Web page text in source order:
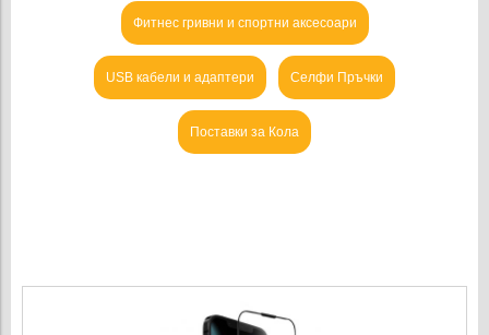
Фитнес гривни и спортни аксесоари
USB кабели и адаптери Селфи Пръчки
Поставки за Кола